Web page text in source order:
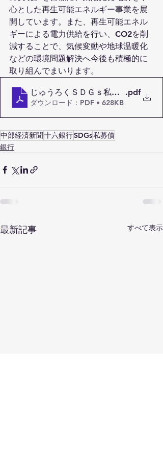
心とした再生可能エネルギー事業を展
開しています。また、再生可能エネル
ギーによる電力供給を行い、CO2を削
減することで、気候変動や地球温暖化
などの環境問題解決へ今後も積極的に
取り組んでまいります。
じゅうろくＳＤＧｓ私募債「つな
.pdf
ダウンロード：PDF • 628KB
中部経済新聞十六銀行SDGs私募債
銀行
最新記事 すべて表示